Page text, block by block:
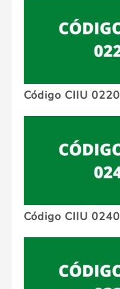
Código CIIU 0220
Código CIIU 0240